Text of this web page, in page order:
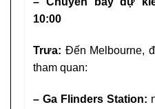
10:00
Trưa: Đến Melbourne,
tham quan:
– Ga Flinders Station: